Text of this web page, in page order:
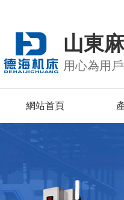
山東
用心為用
網站首頁